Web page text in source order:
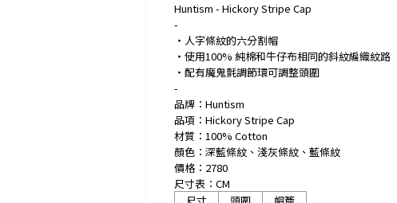
Huntism - Hickory Stripe Cap
-
・人字條紋的六分割帽
・使用100% 純棉和牛仔布相同的斜紋編織紋路
・配有魔鬼氈調節環可調整頭圍
-
品牌：Huntism
品項：Hickory Stripe Cap
材質：100% Cotton
顏色：深藍條紋、淺灰條紋、藍條紋
價格：2780
尺寸表：CM